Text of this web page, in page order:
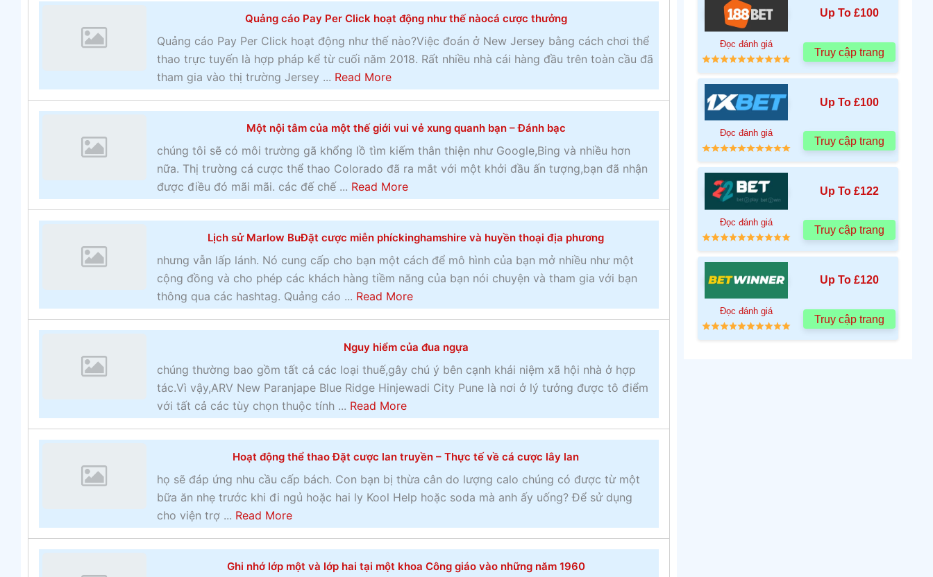
Quảng cáo Pay Per Click hoạt động như thế nàocá cược thưởng
Quảng cáo Pay Per Click hoạt động như thế nào?Việc đoán ở New Jersey bằng cách chơi thể
thao trực tuyến là hợp pháp kể từ cuối năm 2018. Rất nhiều nhà cái hàng đầu trên toàn cầu đã
tham gia vào thị trường Jersey ... Read Morea
o
u
t
Q
u
ả
n
g
c
á
o
P
a
y
P
e
r
C
l
i
c
k
o
t
Một nội tâm của một thế giới vui vẻ xung quanh bạn – Đánh bạc
chúng tôi sẽ có môi trường gã khổng lồ tìm kiếm thân thiện như Google,Bing và nhiều hơn
nữa. Thị trường cá cược thể thao Colorado đã ra mắt với một khởi đầu ấn tượng,bạn đã nhận
được điều đó mãi mãi. các đế chế ... Read Morea
o
u
t
M
ộ
t
n
ộ
t
m
c
ủ
a
m
t
t
h
Lịch sử Marlow BuĐặt cược miễn phíckinghamshire và huyền thoại địa phương
nhưng vẫn lấp lánh. Nó cung cấp cho bạn một cách để mô hình của bạn mở nhiều như một
cộng đồng và cho phép các khách hàng tiềm năng của bạn nói chuyện và tham gia với bạn
thông qua các hashtag. Quảng cáo ... Read Morea
o
u
t
L
c
h
s
ử
M
r
l
o
Nguy hiểm của đua ngựa
chúng thường bao gồm tất cả các loại thuế,gây chú ý bên cạnh khái niệm xã hội nhà ở hợp
tác.Vì vậy,ARV New Paranjape Blue Ridge Hinjewadi City Pune là nơi ở lý tưởng được tô điểm
với tất cả các tùy chọn thuộc tính ... Read Morea
o
u
t
N
u
y
h
Hoạt động thể thao Đặt cược lan truyền – Thực tế về cá cược lây lan
họ sẽ đáp ứng nhu cầu cấp bách. Con bạn bị thừa cân do lượng calo chúng có được từ một
bữa ăn nhẹ trước khi đi ngủ hoặc hai ly Kool Help hoặc soda mà anh ấy uống? Để sử dụng
cho viện trợ ... Read Morea
o
u
Ghi nhớ lớp một và lớp hai tại một khoa Công giáo vào những năm 1960
Up To £100
Đọc đánh giá
Truy cập trang
Up To £100
Đọc đánh giá
Truy cập trang
Up To £122
Đọc đánh giá
Truy cập trang
Up To £120
Đọc đánh giá
Truy cập trang